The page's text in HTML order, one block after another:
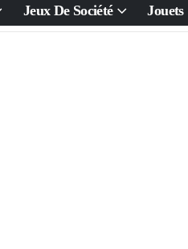
Jeux De Société Jouets